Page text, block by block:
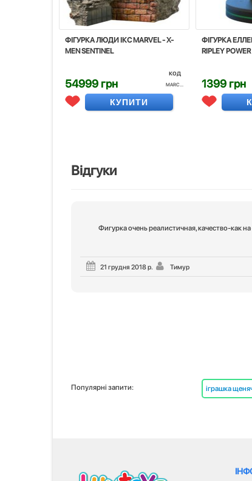
ФІГУРКА ЛЮДИ ІКС MARVEL - X-
MEN SENTINEL
54999 грн
код
MARC...
КУПИТИ
ФІГУРКА
RIPLEY
1399 грн
Відгуки
Фигурка очень реалистичная, качество-как
21 грудня 2018 р. Тимур
Популярні запити: іграшка